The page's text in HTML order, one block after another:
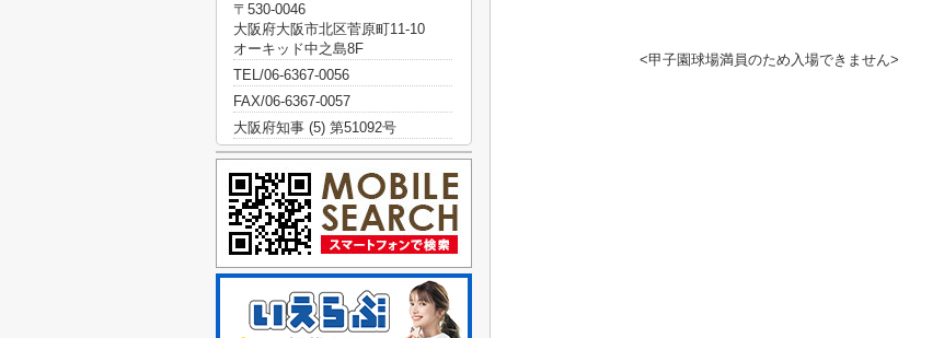
<甲子園球場満員のため入場できません>
〒530-0046
大阪府大阪市北区菅原町11-10
オーキッド中之島8F
TEL/06-6367-0056
FAX/06-6367-0057
大阪府知事 (5) 第51092号